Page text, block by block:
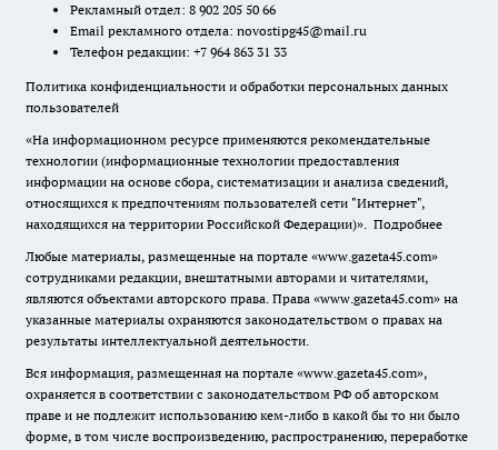
Рекламный отдел: 8 902 205 50 66
Email рекламного отдела: novostipg45@mail.ru
Телефон редакции: +7 964 863 31 33
Политика конфиденциальности и обработки персональных данных
пользователей
«На информационном ресурсе применяются рекомендательные
технологии (информационные технологии предоставления
информации на основе сбора, систематизации и анализа сведений,
относящихся к предпочтениям пользователей сети "Интернет",
находящихся на территории Российской Федерации)». Подробнее
Любые материалы, размещенные на портале «www.gazeta45.com»
сотрудниками редакции, внештатными авторами и читателями,
являются объектами авторского права. Права «www.gazeta45.com» на
указанные материалы охраняются законодательством о правах на
результаты интеллектуальной деятельности.
Вся информация, размещенная на портале «www.gazeta45.com»,
охраняется в соответствии с законодательством РФ об авторском
праве и не подлежит использованию кем-либо в какой бы то ни было
форме, в том числе воспроизведению, распространению, переработке